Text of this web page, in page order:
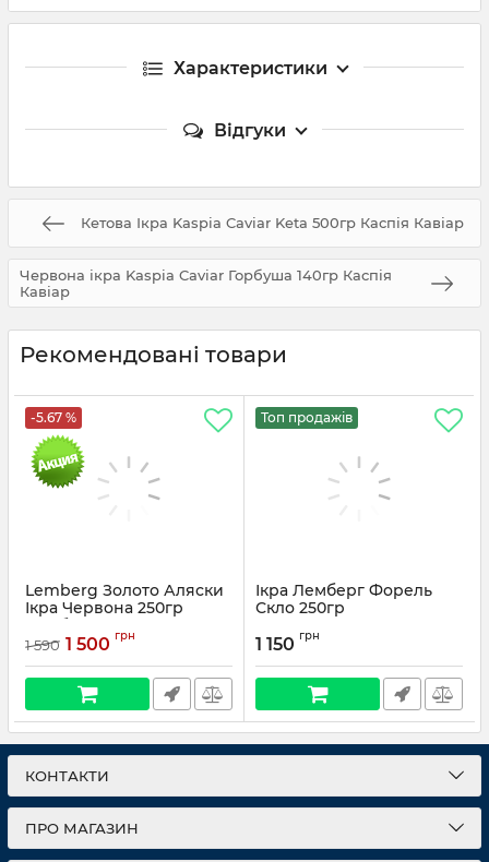
Характеристики
Відгуки
Кетова Ікра Kaspia Caviar Keta 500гр Каспія Кавіар
Червона ікра Kaspia Caviar Горбуша 140гр Каспія
Кавіар
Рекомендовані товари
-5.67 %
Lemberg Золото Аляски
Ікра Червона 250гр
Лемберг
1 590 1 500 грн
Топ продажів
Ікра Лемберг Форель
Скло 250гр
1 150 грн
КОНТАКТИ
ПРО МАГАЗИН